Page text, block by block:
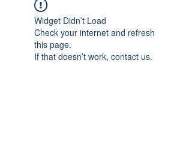
Widget Didn’t Load
Check your internet and refresh
this page.
If that doesn’t work, contact us.